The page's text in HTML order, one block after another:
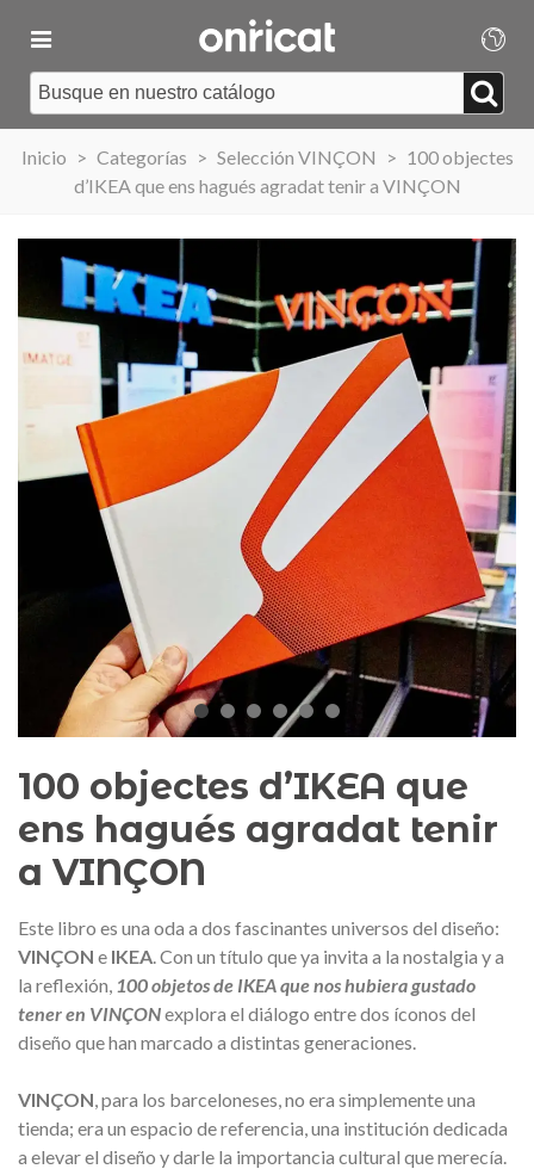
Inicio > Categorías > Selección VINÇON > 100 objectes
d’IKEA que ens hagués agradat tenir a VINÇON
100 objectes d’IKEA que
ens hagués agradat tenir
a VINÇON
Este libro es una oda a dos fascinantes universos del diseño:
VINÇON e IKEA. Con un título que ya invita a la nostalgia y a
la reflexión, 100 objetos de IKEA que nos hubiera gustado
tener en VINÇONexplora el diálogo entre dos íconos del
diseño que han marcado a distintas generaciones.
VINÇON, para los barceloneses, no era simplemente una
tienda; era un espacio de referencia, una institución dedicada
a elevar el diseño y darle la importancia cultural que merecía.
conmemorativa Gaudí 2026
– Edición limitada
89,00 €
Añadir al carrito
Mochila Stivibags
149,00 €